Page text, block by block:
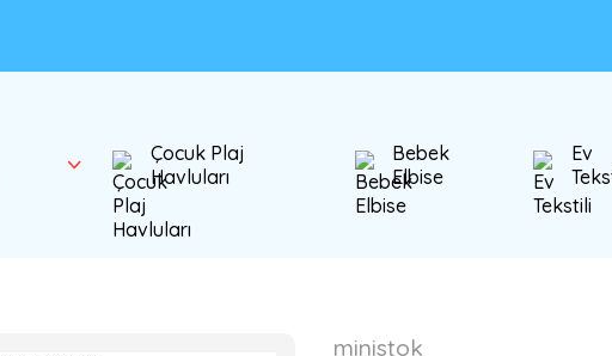
Çocuk Plaj
Havluları
Bebek
Elbise
Ev
ministok